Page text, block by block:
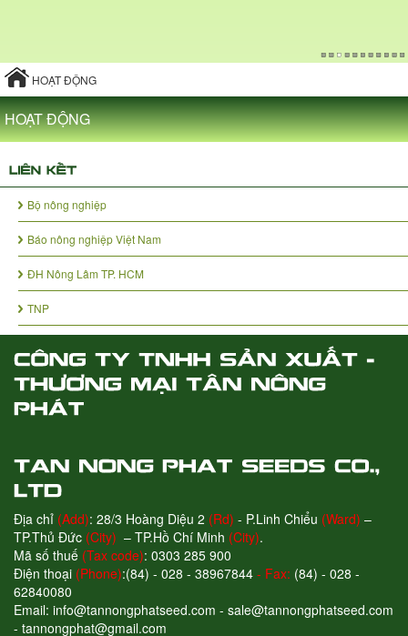
HOẠT ĐỘNG
HOẠT ĐỘNG
Bộ nông nghiệp
Báo nông nghiệp Việt Nam
ĐH Nông Lâm TP. HCM
TNP
Địa chỉ (Add): 28/3 Hoàng Diệu 2 (Rd) - P.Linh Chiểu (Ward) –
TP.Thủ Đức (City) – TP.Hồ Chí Minh (City).
Mã số thuế (Tax code): 0303 285 900
Điện thoại (Phone):(84) - 028 - 38967844 - Fax: (84) - 028 -
62840080
Email: info@tannongphatseed.com - sale@tannongphatseed.com
- tannongphat@gmail.com